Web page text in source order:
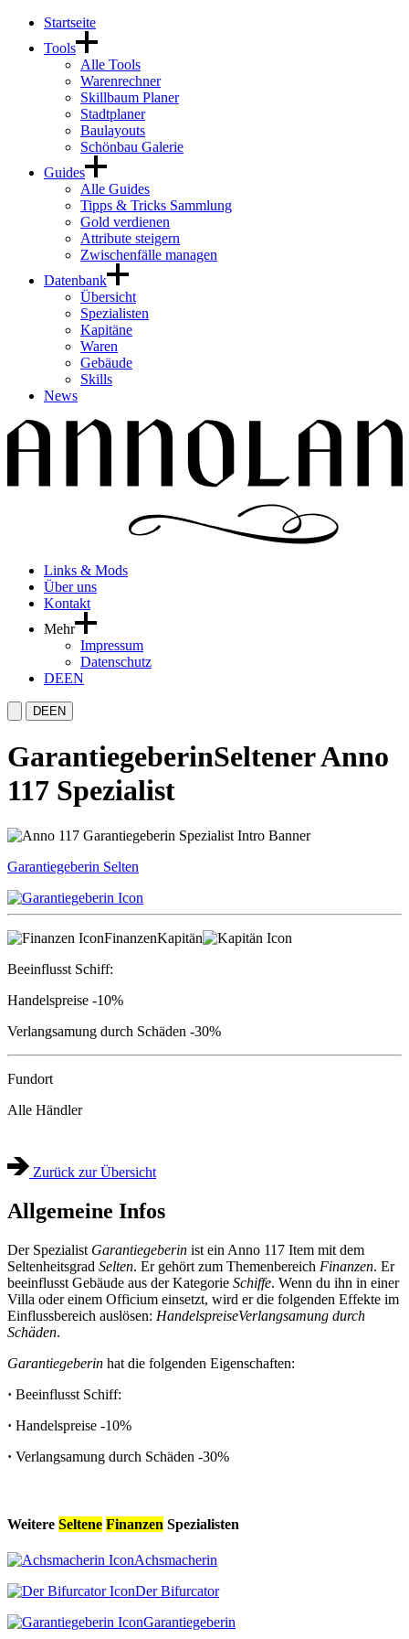
Startseite
Tools
Alle Tools
Warenrechner
Skillbaum Planer
Stadtplaner
Baulayouts
Schönbau Galerie
Guides
Alle Guides
Tipps & Tricks Sammlung
Gold verdienen
Attribute steigern
Zwischenfälle managen
Datenbank
Übersicht
Spezialisten
Kapitäne
Waren
Gebäude
Skills
News
Links & Mods
Über uns
Kontakt
Mehr
Impressum
Datenschutz
DEEN
DEEN
GarantiegeberinSeltener Anno
117 Spezialist
Garantiegeberin Selten
FinanzenKapitän
Beeinflusst Schiff:
Handelspreise -10%
Verlangsamung durch Schäden -30%
Fundort
Alle Händler
Zurück zur Übersicht
Allgemeine Infos
Der Spezialist Garantiegeberin ist ein Anno 117 Item mit dem
Seltenheitsgrad Selten. Er gehört zum Themenbereich Finanzen. Er
beeinflusst Gebäude aus der Kategorie Schiffe. Wenn du ihn in einer
Villa oder einem Officium einsetzt, wird er die folgenden Effekte im
Einflussbereich auslösen: HandelspreiseVerlangsamung durch
Schäden.
Garantiegeberin hat die folgenden Eigenschaften:
· Beeinflusst Schiff:
· Handelspreise -10%
· Verlangsamung durch Schäden -30%
Weitere Seltene Finanzen Spezialisten
Achsmacherin
Der Bifurcator
Garantiegeberin